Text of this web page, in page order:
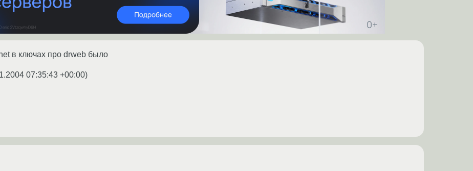
в ключах про drweb было
07:35:43 +00:00)